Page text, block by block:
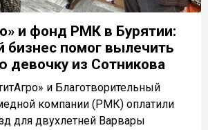
и фонд РМК в Бурятии:
бизнес помог вылечить
девочку из Сотникова
и Благотворительный
компании (РМК) оплатили
для двухлетней Варвары